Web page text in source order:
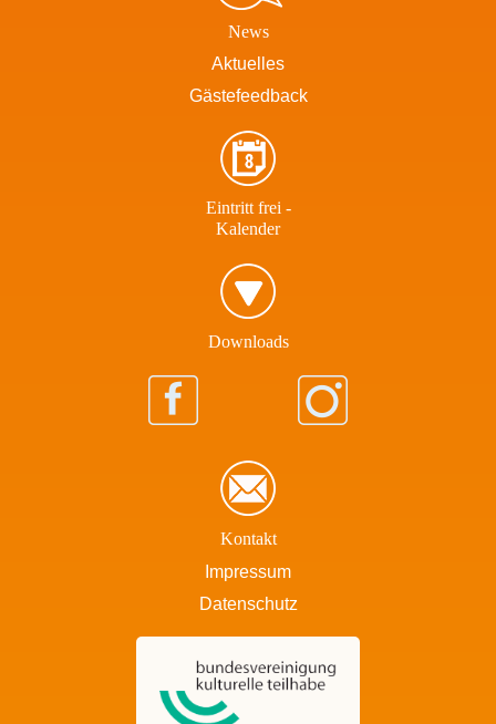
News
Aktuelles
Gästefeedback
Eintritt frei -
Kalender
Download​s
Kontakt
Impressum
Datenschutz